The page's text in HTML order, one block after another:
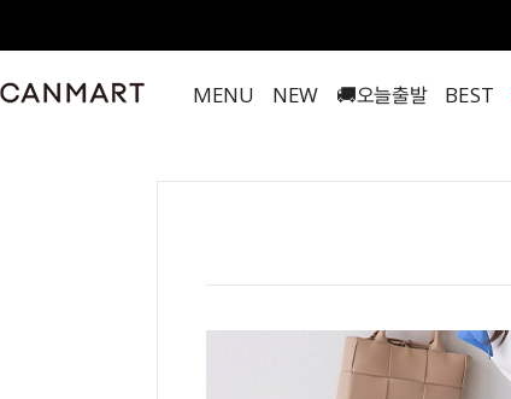
MENU NEW 🚚오늘출발 BEST